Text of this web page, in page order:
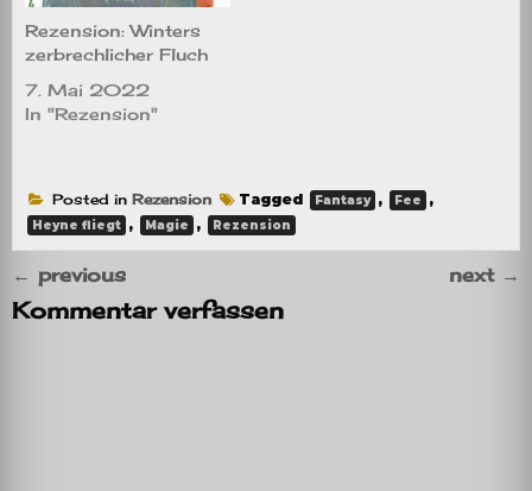
Rezension: Winters
zerbrechlicher Fluch
7. Mai 2022
In "Rezension"
Posted in Rezension Tagged Fantasy , Fee ,
Heyne fliegt , Magie , Rezension
← previous next →
Kommentar verfassen